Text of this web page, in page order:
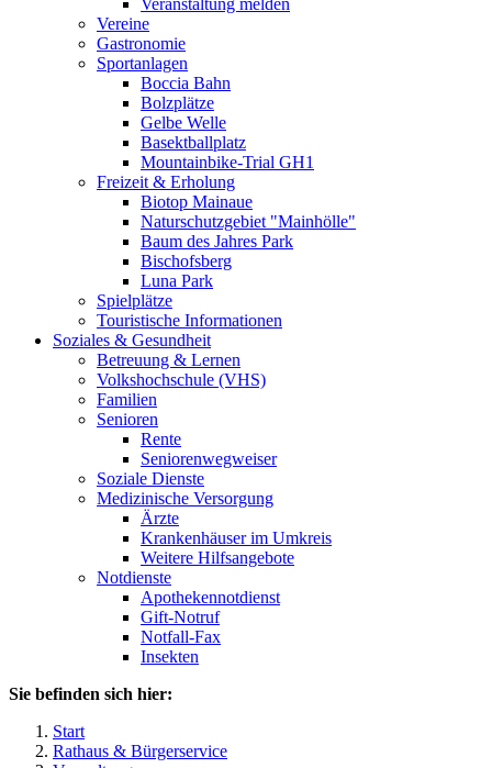
Veranstaltung melden
Vereine
Gastronomie
Sportanlagen
Boccia Bahn
Bolzplätze
Gelbe Welle
Basektballplatz
Mountainbike-Trial GH1
Freizeit & Erholung
Biotop Mainaue
Naturschutzgebiet "Mainhölle"
Baum des Jahres Park
Bischofsberg
Luna Park
Spielplätze
Touristische Informationen
Soziales & Gesundheit
Betreuung & Lernen
Volkshochschule (VHS)
Familien
Senioren
Rente
Seniorenwegweiser
Soziale Dienste
Medizinische Versorgung
Ärzte
Krankenhäuser im Umkreis
Weitere Hilfsangebote
Notdienste
Apothekennotdienst
Gift-Notruf
Notfall-Fax
Insekten
Sie befinden sich hier:
Start
Rathaus & Bürgerservice